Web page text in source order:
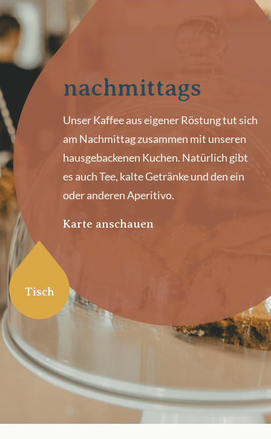
nachmittags
Unser Kaffee aus eigener Röstung tut sich
am Nachmittag zusammen mit unseren
hausgebackenen Kuchen. Natürlich gibt
es auch Tee, kalte Getränke und den ein
oder anderen Aperitivo.
Karte anschauen
Tisch